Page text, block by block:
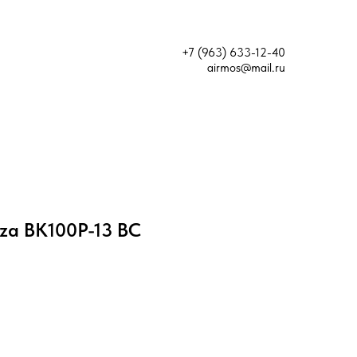
+7 (963) 633-12-40
airmos@mail.ru
ВК100Р-13 ВС